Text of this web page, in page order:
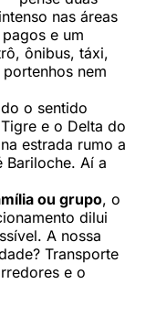
nas áreas
e um
ônibus, táxi,
nem
o sentido
e o Delta do
estrada rumo a
Bariloche. Aí a
ou grupo, o
dilui
A nossa
Transporte
e o